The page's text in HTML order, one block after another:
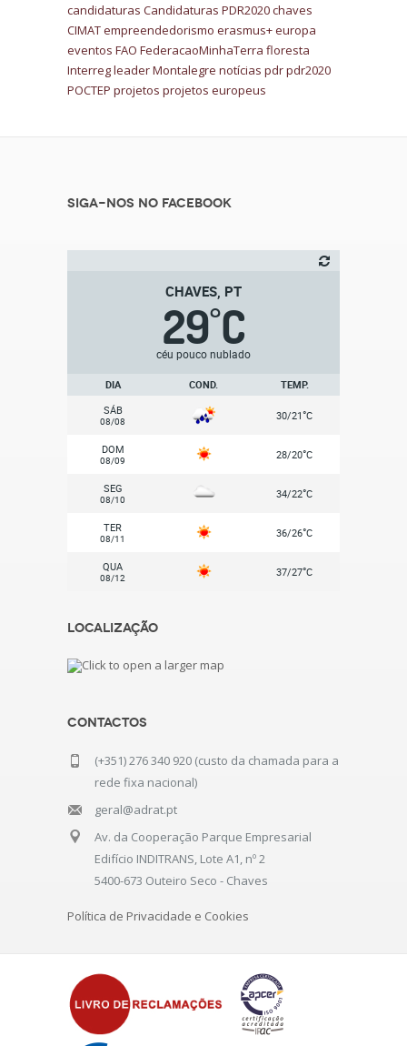
candidaturas Candidaturas PDR2020chaves
CIMATempreendedorismo erasmus+europa
eventos FAO FederacaoMinhaTerra floresta
InterregleaderMontalegre notícias pdrpdr2020
POCTEP projetos projetos europeus
Siga-nos no Facebook
CHAVES, PT
29°C
céu pouco nublado
DIA COND.
TEMP.
SÁB
08/08 30/21°C
DOM
08/09 28/20°C
SEG
08/10 34/22°C
TER
08/11 36/26°C
QUA
08/12 37/27°C
Localização
Contactos
(+351) 276 340 920 (custo da chamada para a
rede fixa nacional)
geral@adrat.pt
Av. da Cooperação Parque Empresarial
Edifício INDITRANS, Lote A1, nº 2
5400-673 Outeiro Seco - Chaves
Política de Privacidade e Cookies